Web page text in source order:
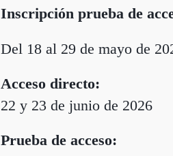
Inscripción prueba de
Del 18 al 29 de mayo de
Acceso directo:
22 y 23 de junio de 2026
Prueba de acceso: